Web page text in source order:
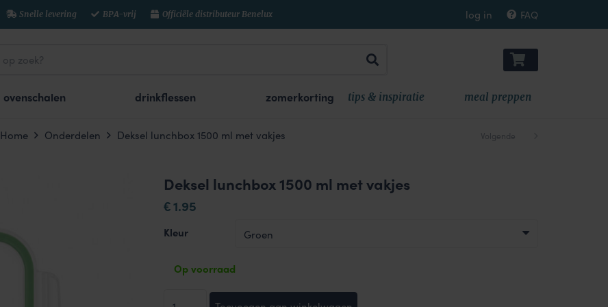
Snelle levering BPA-vrij Officiële distributeur Benelux log in FAQ
ovenschalen drinkflessen zomerkorting tips & inspiratie meal preppen
Home Onderdelen Deksel lunchbox 1500 ml met vakjes Volgende
Deksel lunchbox 1500 ml met vakjes
€1.95
Kleur
Op voorraad